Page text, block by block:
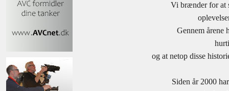
Vi brænder for at
Gennem årene
og at netop disse
Siden år 2000